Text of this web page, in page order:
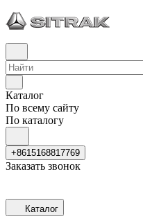
Каталог
По всему сайту
По каталогу
+8615168817769
Заказать звонок
Каталог